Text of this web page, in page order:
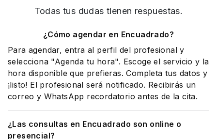
Todas tus dudas tienen respuestas.
¿Cómo agendar en Encuadrado?
Para agendar, entra al perfil del profesional y
selecciona "Agenda tu hora". Escoge el servicio y la
hora disponible que prefieras. Completa tus datos y
¡listo! El profesional será notificado. Recibirás un
correo y WhatsApp recordatorio antes de la cita.
¿Las consultas en Encuadrado son online o
presencial?